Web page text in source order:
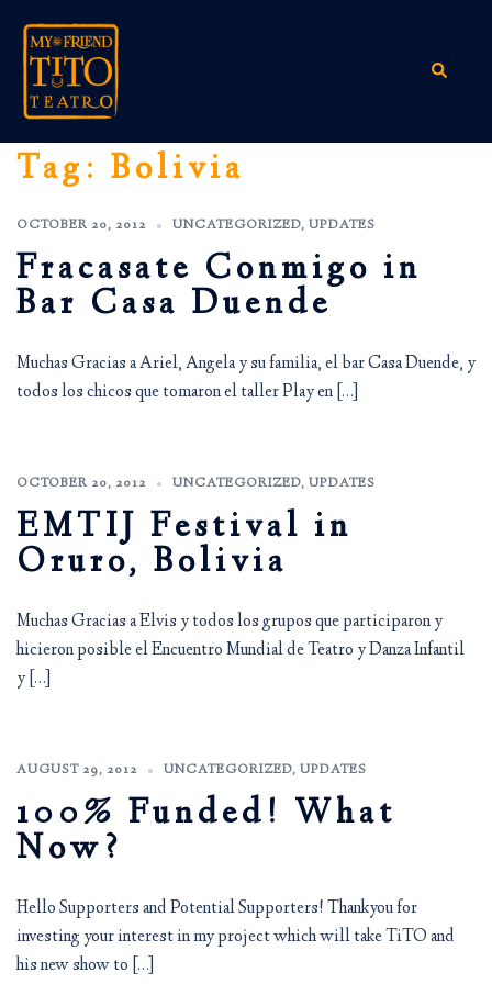
content
Search
Tag: Bolivia
OCTOBER 20, 2012 UNCATEGORIZED, UPDATES
Fracasate Conmigo in
Bar Casa Duende
Muchas Gracias a Ariel, Angela y su familia, el bar Casa Duende, y
todos los chicos que tomaron el taller Play en […]
OCTOBER 20, 2012 UNCATEGORIZED, UPDATES
EMTIJ Festival in
Oruro, Bolivia
Muchas Gracias a Elvis y todos los grupos que participaron y
hicieron posible el Encuentro Mundial de Teatro y Danza Infantil
y […]
AUGUST 29, 2012 UNCATEGORIZED, UPDATES
100% Funded! What
Now?
Hello Supporters and Potential Supporters! Thankyou for
investing your interest in my project which will take TiTO and
his new show to […]